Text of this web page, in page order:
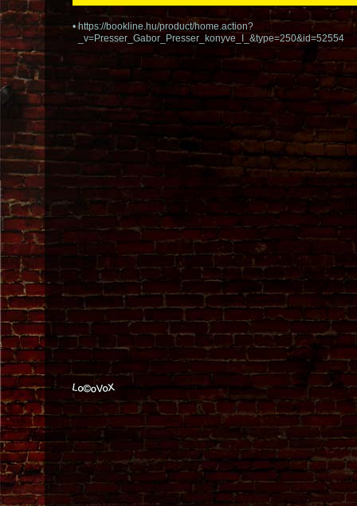
•https://bookline.hu/product/home.action?
_v=Presser_Gabor_Presser_konyve_I_&type=250&id=52554